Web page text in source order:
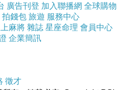
廣告刊登 加入聯播網 全球購物
拍錢包 旅遊 服務中心
麻將 雜誌 星座命理 會員中心
企業簡訊
徵才